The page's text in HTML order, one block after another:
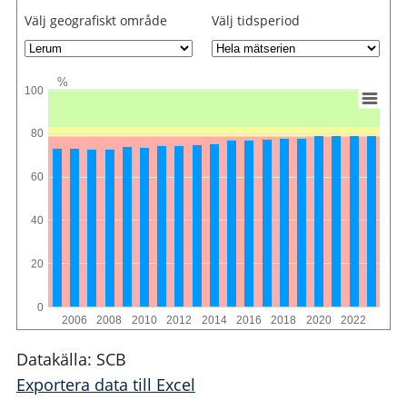
Välj geografiskt område Välj tidsperiod
%
2006 2008 2010 2012 2014 2016 2018 2020 2022
0
20
40
60
80
100
Datakälla: SCB
Exportera data till Excel